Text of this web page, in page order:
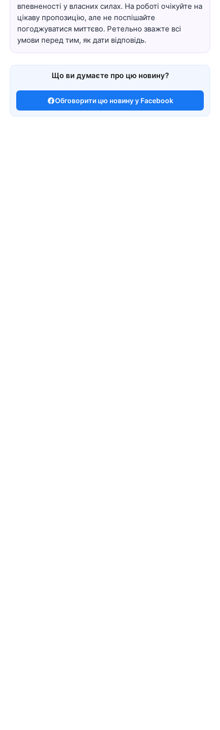
впевненості у власних силах. На роботі очікуйте на
цікаву пропозицію, але не поспішайте
погоджуватися миттєво. Ретельно зважте всі
умови перед тим, як дати відповідь.
Що ви думаєте про цю новину?
Обговорити цю новину у Facebook